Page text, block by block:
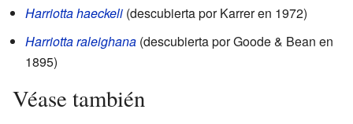
Harriotta haeckeli (descubierta por Karrer en 1972)
Harriotta raleighana (descubierta por Goode & Bean en
1895)
Véase también